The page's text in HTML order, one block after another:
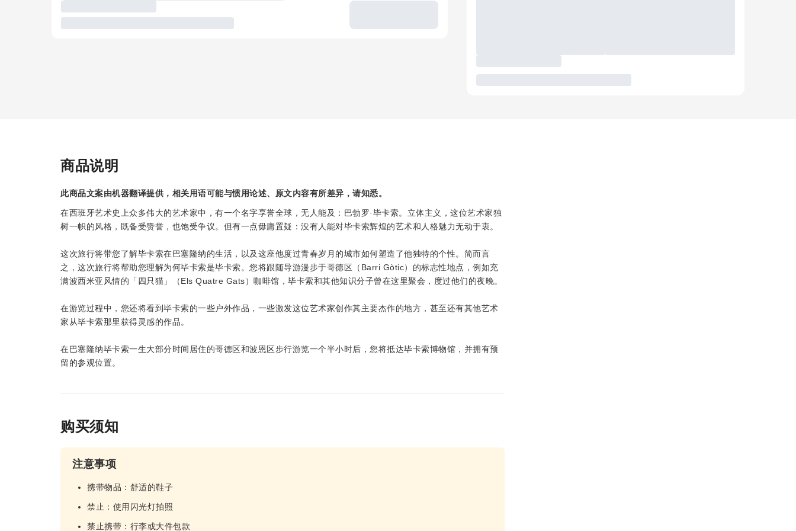
商品说明
此商品文案由机器翻译提供，相关用语可能与惯用论述、原文内容有所差异，请知悉。
在西班牙艺术史上众多伟大的艺术家中，有一个名字享誉全球，无人能及：巴勃罗·毕卡索。立体主义，这位艺术家独
树一帜的风格，既备受赞誉，也饱受争议。但有一点毋庸置疑：没有人能对毕卡索辉煌的艺术和人格魅力无动于衷。
这次旅行将带您了解毕卡索在巴塞隆纳的生活，以及这座他度过青春岁月的城市如何塑造了他独特的个性。简而言
之，这次旅行将帮助您理解为何毕卡索是毕卡索。您将跟随导游漫步于哥德区（Barri Gòtic）的标志性地点，例如充
满波西米亚风情的「四只猫」（Els Quatre Gats）咖啡馆，毕卡索和其他知识分子曾在这里聚会，度过他们的夜晚。
在游览过程中，您还将看到毕卡索的一些户外作品，一些激发这位艺术家创作其主要杰作的地方，甚至还有其他艺术
家从毕卡索那里获得灵感的作品。
在巴塞隆纳毕卡索一生大部分时间居住的哥德区和波恩区步行游览一个半小时​​后，您将抵达毕卡索博物馆，并拥有预
留的参观位置。
购买须知
注意事项
携带物品：舒适的鞋子
禁止：使用闪光灯拍照
禁止携带：行李或大件包款